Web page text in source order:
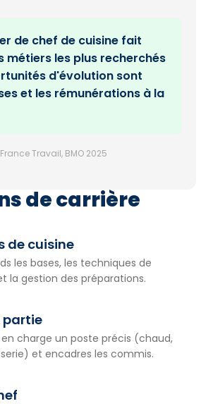
de chef de cuisine fait
métiers les plus recherchés
d'évolution sont
et les rémunérations à la
Travail, BMO 2025
de carrière
de cuisine
les bases, les techniques de
la gestion des préparations.
partie
en charge un poste précis (chaud,
et encadres les commis.